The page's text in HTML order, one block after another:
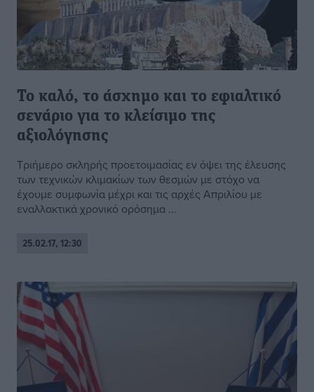
Το καλό, το άσχημο και το εφιαλτικό
σενάριο για το κλείσιμο της
αξιολόγησης
Τριήμερο σκληρής προετοιμασίας εν όψει της έλευσης
των τεχνικών κλιμακίων των θεσμών με στόχο να
έχουμε συμφωνία μέχρι και τις αρχές Απριλίου με
εναλλακτικά χρονικό ορόσημα ...
25.02.17, 12:30